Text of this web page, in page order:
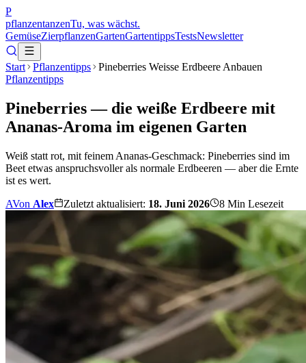
P
pflanzentanzenTu, was wächst.
GemüseZierpflanzenGartenGartentippsTestsNewsletter
Start Pflanzentipps
Pineberries Weisse Erdbeere Anbauen
Pflanzentipps
Pineberries — die weiße Erdbeere mit
Ananas-Aroma im eigenen Garten
Weiß statt rot, mit feinem Ananas-Geschmack: Pineberries sind im
Beet etwas anspruchsvoller als normale Erdbeeren — aber die Ernte
ist es wert.
AVon Alex Zuletzt aktualisiert: 18. Juni 2026 8 Min Lesezeit